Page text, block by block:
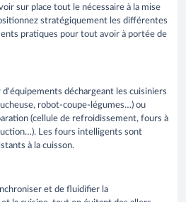
sur place tout le nécessaire à la mise
stratégiquement les différentes
pratiques pour tout avoir à portée de
déchargeant les cuisiniers
robot-coupe-légumes…) ou
(cellule de refroidissement, fours à
Les fours intelligents sont
à la cuisson.
et de fluidifier la